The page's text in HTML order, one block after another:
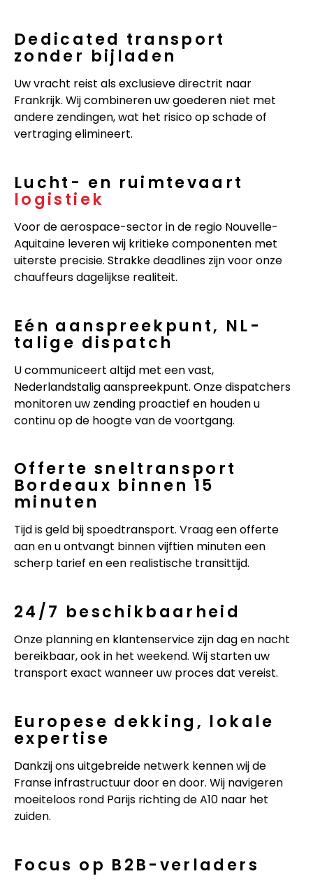
Dedicated transport
zonder bijladen
Uw vracht reist als exclusieve directrit naar
Frankrijk. Wij combineren uw goederen niet met
andere zendingen, wat het risico op schade of
vertraging elimineert.
Lucht- en ruimtevaart
logistiek
Voor de aerospace-sector in de regio Nouvelle-
Aquitaine leveren wij kritieke componenten met
uiterste precisie. Strakke deadlines zijn voor onze
chauffeurs dagelijkse realiteit.
Eén aanspreekpunt, NL-
talige dispatch
U communiceert altijd met een vast,
Nederlandstalig aanspreekpunt. Onze dispatchers
monitoren uw zending proactief en houden u
continu op de hoogte van de voortgang.
Offerte sneltransport
Bordeaux binnen 15
minuten
Tijd is geld bij spoedtransport. Vraag een offerte
aan en u ontvangt binnen vijftien minuten een
scherp tarief en een realistische transittijd.
24/7 beschikbaarheid
Onze planning en klantenservice zijn dag en nacht
bereikbaar, ook in het weekend. Wij starten uw
transport exact wanneer uw proces dat vereist.
Europese dekking, lokale
expertise
Dankzij ons uitgebreide netwerk kennen wij de
Franse infrastructuur door en door. Wij navigeren
moeiteloos rond Parijs richting de A10 naar het
zuiden.
Focus op B2B-verladers